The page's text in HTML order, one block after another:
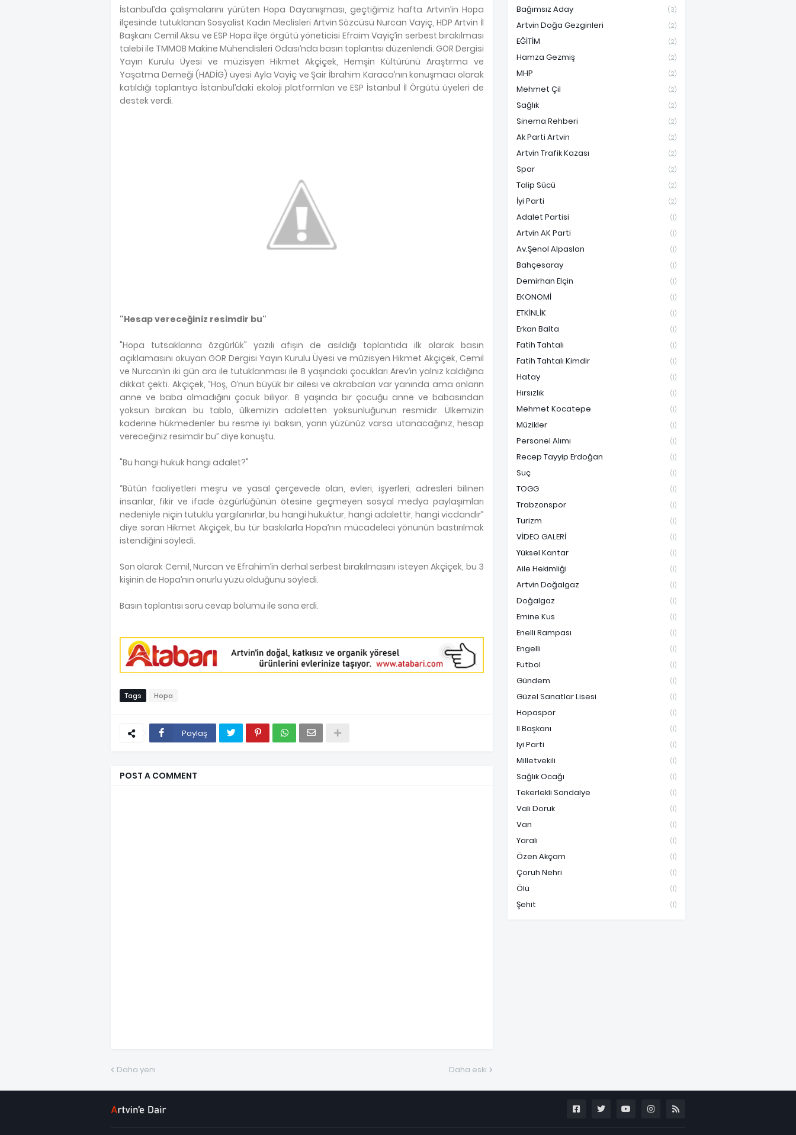
İstanbul’da çalışmalarını yürüten Hopa Dayanışması, geçtiğimiz hafta Artvin’in Hopa
ilçesinde tutuklanan Sosyalist Kadın Meclisleri Artvin Sözcüsü Nurcan Vayiç, HDP Artvin İl
Başkanı Cemil Aksu ve ESP Hopa ilçe örgütü yöneticisi Efraim Vayiç’in serbest bırakılması
talebi ile TMMOB Makine Mühendisleri Odası’nda basın toplantısı düzenlendi. GOR Dergisi
Yayın Kurulu Üyesi ve müzisyen Hikmet Akçiçek, Hemşin Kültürünü Araştırma ve
Yaşatma Derneği (HADİG) üyesi Ayla Vayiç ve Şair İbrahim Karaca’nın konuşmacı olarak
katıldığı toplantıya İstanbul’daki ekoloji platformları ve ESP İstanbul İl Örgütü üyeleri de
destek verdi.
"Hesap vereceğiniz resimdir bu"
"Hopa tutsaklarına özgürlük" yazılı afişin de asıldığı toplantıda ilk olarak basın
açıklamasını okuyan GOR Dergisi Yayın Kurulu Üyesi ve müzisyen Hikmet Akçiçek, Cemil
ve Nurcan’ın iki gün ara ile tutuklanması ile 8 yaşındaki çocukları Arev’in yalnız kaldığına
dikkat çekti. Akçiçek, “Hoş, O’nun büyük bir ailesi ve akrabaları var yanında ama onların
anne ve baba olmadığını çocuk biliyor. 8 yaşında bir çocuğu anne ve babasından
yoksun bırakan bu tablo, ülkemizin adaletten yoksunluğunun resmidir. Ülkemizin
kaderine hükmedenler bu resme iyi baksın, yarın yüzünüz varsa utanacağınız, hesap
vereceğiniz resimdir bu” diye konuştu.
"Bu hangi hukuk hangi adalet?"
“Bütün faaliyetleri meşru ve yasal çerçevede olan, evleri, işyerleri, adresleri bilinen
insanlar, fikir ve ifade özgürlüğünün ötesine geçmeyen sosyal medya paylaşımları
nedeniyle niçin tutuklu yargılanırlar, bu hangi hukuktur, hangi adalettir, hangi vicdandır”
diye soran Hikmet Akçiçek, bu tür baskılarla Hopa’nın mücadeleci yönünün bastırılmak
istendiğini söyledi.
Son olarak Cemil, Nurcan ve Efrahim’in derhal serbest bırakılmasını isteyen Akçiçek, bu 3
kişinin de Hopa’nın onurlu yüzü olduğunu söyledi.
Basın toplantısı soru cevap bölümü ile sona erdi.
Tags Hopa
Paylaş
POST A COMMENT
Daha yeni Daha eski
Bağımsız Aday (3)
Artvin Doğa Gezginleri (2)
EĞİTİM (2)
Hamza Gezmiş (2)
MHP (2)
Mehmet Çil (2)
Sağlık (2)
Sinema Rehberi (2)
Ak Parti Artvin (2)
Artvin Trafik Kazası (2)
Spor (2)
Talip Sücü (2)
İyi Parti (2)
Adalet Partisi (1)
Artvin AK Parti (1)
Av.Şenol Alpaslan (1)
Bahçesaray (1)
Demirhan Elçin (1)
EKONOMİ (1)
ETKİNLİK (1)
Erkan Balta (1)
Fatih Tahtalı (1)
Fatih Tahtalı Kimdir (1)
Hatay (1)
Hırsızlık (1)
Mehmet Kocatepe (1)
Müzikler (1)
Personel Alımı (1)
Recep Tayyip Erdoğan (1)
Suç (1)
TOGG (1)
Trabzonspor (1)
Turizm (1)
VİDEO GALERİ (1)
Yüksel Kantar (1)
Aile Hekimliği (1)
Artvin Doğalgaz (1)
Doğalgaz (1)
Emine Kus (1)
Enelli Rampası (1)
Engelli (1)
Futbol (1)
Gündem (1)
Güzel Sanatlar Lisesi (1)
Hopaspor (1)
Il Başkanı (1)
Iyi Parti (1)
Milletvekili (1)
Sağlık Ocağı (1)
Tekerlekli Sandalye (1)
Vali Doruk (1)
Van (1)
Yaralı (1)
Özen Akçam (1)
Çoruh Nehri (1)
Ölü (1)
Şehit (1)